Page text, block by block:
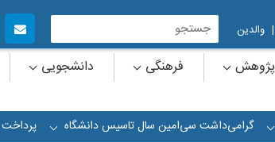
| والدین
پژوهش فرهنگی دانشجویی
+
+ گرامی‌داشت سی‌امین سال تاسیس دانشگاه پرداخت